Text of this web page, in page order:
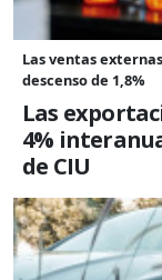
Las ventas
descenso de 1,8%
Las
4%
de CIU